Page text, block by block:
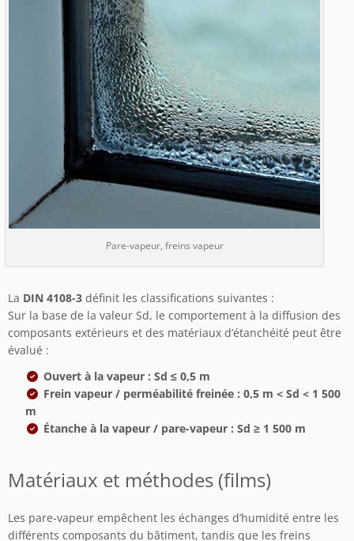
Pare-vapeur, freins vapeur
La DIN 4108-3 définit les classifications suivantes :
Sur la base de la valeur Sd, le comportement à la diffusion des
composants extérieurs et des matériaux d’étanchéité peut être
évalué :
Ouvert à la vapeur : Sd ≤ 0,5 m
Frein vapeur / perméabilité freinée : 0,5 m < Sd < 1 500
m
Étanche à la vapeur / pare-vapeur : Sd ≥ 1 500 m
Matériaux et méthodes (films)
Les pare-vapeur empêchent les échanges d’humidité entre les
différents composants du bâtiment, tandis que les freins